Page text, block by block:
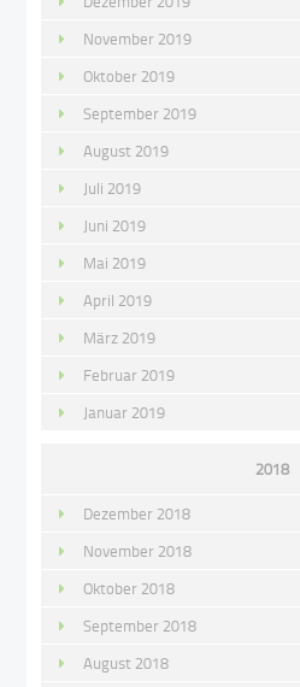
November 2019
Oktober 2019
September 2019
August 2019
Juli 2019
Juni 2019
Mai 2019
April 2019
März 2019
Februar 2019
Januar 2019
2018
Dezember 2018
November 2018
Oktober 2018
September 2018
August 2018